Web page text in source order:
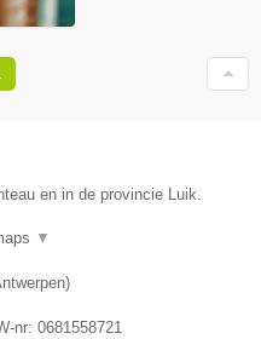
en in de provincie Luik.
▼
)
nr: 0681558721